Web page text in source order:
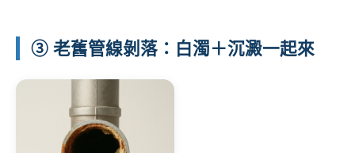
③ 老舊管線剝落：白濁＋沉澱一起來